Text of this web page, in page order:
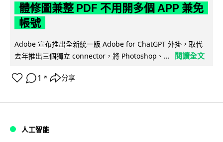
體修圖兼整 PDF 不用開多個 APP 兼免
帳號
Adobe 宣布推出全新統一版 Adobe for ChatGPT 外掛，取代
去年推出三個獨立 connector，將 Photoshop、...
閱讀全文
1 ↗ 分享
人工智能